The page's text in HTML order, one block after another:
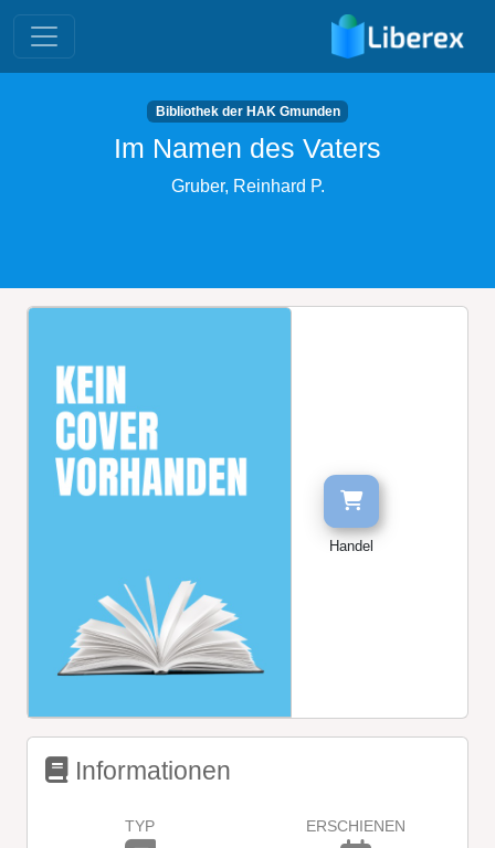
Bibliothek der HAK Gmunden
Im Namen des Vaters
Gruber, Reinhard P.
Handel
Informationen
TYP ERSCHIENEN